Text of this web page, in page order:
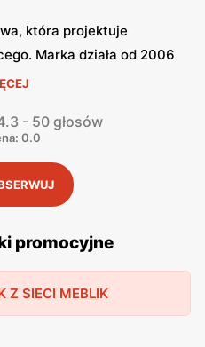
która projektuje
Marka działa od 2006
technologii oraz
firma jest
zarówno do
kolekcja jest inna i
będzie mogło
pokoju. Oprócz
- 50 głosów
0.0
promocyjne
Z SIECI MEBLIK